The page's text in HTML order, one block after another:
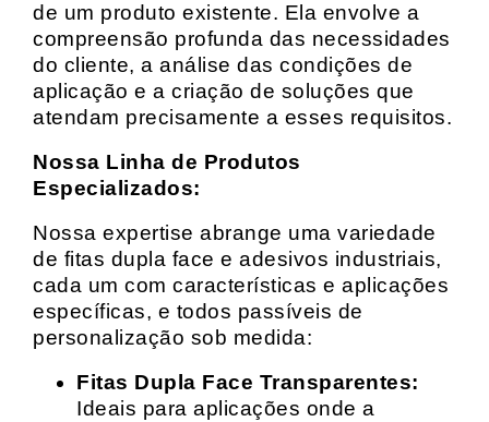
de um produto existente. Ela envolve a
compreensão profunda das necessidades
do cliente, a análise das condições de
aplicação e a criação de soluções que
atendam precisamente a esses requisitos.
Nossa Linha de Produtos
Especializados:
Nossa expertise abrange uma variedade
de fitas dupla face e adesivos industriais,
cada um com características e aplicações
específicas, e todos passíveis de
personalização sob medida:
Fitas Dupla Face Transparentes:
Ideais para aplicações onde a